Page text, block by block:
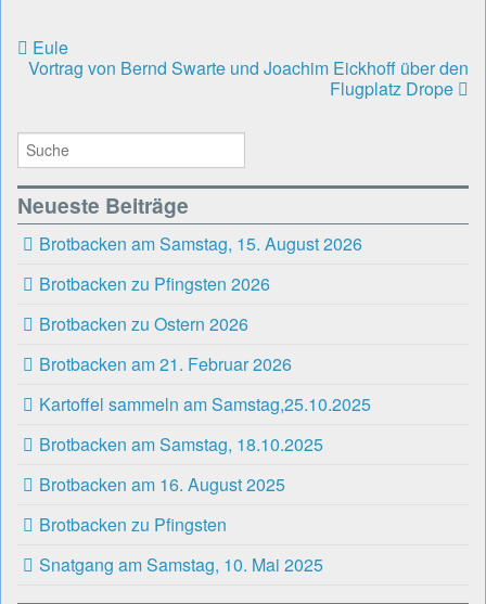
Eule
Vortrag von Bernd Swarte und Joachim Eickhoff über den
Flugplatz Drope
Neueste Beiträge
Brotbacken am Samstag, 15. August 2026
Brotbacken zu Pfingsten 2026
Brotbacken zu Ostern 2026
Brotbacken am 21. Februar 2026
Kartoffel sammeln am Samstag,25.10.2025
Brotbacken am Samstag, 18.10.2025
Brotbacken am 16. August 2025
Brotbacken zu Pfingsten
Snatgang am Samstag, 10. Mai 2025